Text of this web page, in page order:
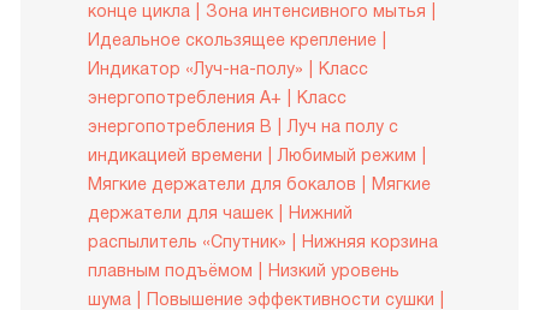
конце цикла
Зона интенсивного мытья
Идеальное скользящее крепление
Индикатор «Луч-на-полу»
Класс
энергопотребления A+
Класс
энергопотребления B
Луч на полу с
индикацией времени
Любимый режим
Мягкие держатели для бокалов
Мягкие
держатели для чашек
Нижний
распылитель «Спутник»
Нижняя корзина
плавным подъёмом
Низкий уровень
шума
Повышение эффективности сушки